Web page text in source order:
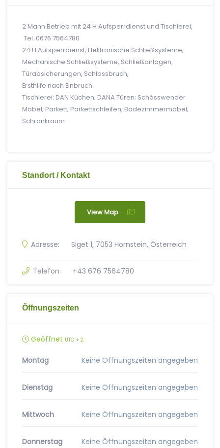
2 Mann Betrieb mit 24 H Aufsperrdienst und Tischlerei,
Tel. 0676 7564780
24 H Aufsperrdienst, Elektronische Schließsysteme;
Mechanische Schließsysteme, Schließanlagen;
Türabsicherungen, Schlossbruch,
Ersthilfe nach Einbruch
Tischlerei: DAN Küchen; DANA Türen; Schösswender
Möbel; Parkett; Parkettschleifen, Badezimmermöbel;
Schrankraum
Standort / Kontakt
View Map
Adresse: Siget 1, 7053 Hornstein, Österreich
Telefon: +43 676 7564780
Öffnungszeiten
Geöffnet UTC + 2
Montag Keine Öffnungszeiten angegeben
Dienstag Keine Öffnungszeiten angegeben
Mittwoch Keine Öffnungszeiten angegeben
Donnerstag Keine Öffnungszeiten angegeben